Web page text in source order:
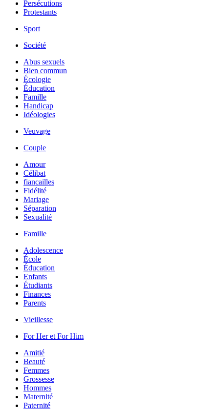
Persécutions
Protestants
Sport
Société
Abus sexuels
Bien commun
Écologie
Éducation
Famille
Handicap
Idéologies
Veuvage
Couple
Amour
Célibat
fiancailles
Fidélité
Mariage
Séparation
Sexualité
Famille
Adolescence
École
Éducation
Enfants
Étudiants
Finances
Parents
Vieillesse
For Her et For Him
Amitié
Beauté
Femmes
Grossesse
Hommes
Maternité
Paternité